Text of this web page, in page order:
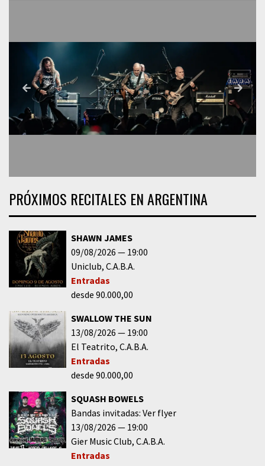
PRÓXIMOS RECITALES EN ARGENTINA
SHAWN JAMES
09/08/2026
19:00
Uniclub C.A.B.A.
Entradas
desde 90.000,00
SWALLOW THE SUN
13/08/2026
19:00
El Teatrito C.A.B.A.
Entradas
desde 90.000,00
SQUASH BOWELS
Bandas invitadas: Ver flyer
13/08/2026
19:00
Gier Music Club C.A.B.A.
Entradas